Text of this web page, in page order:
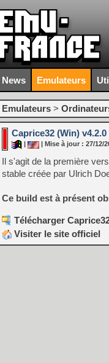
News Emulateurs
Emulateurs >
Caprice32 (Win) v4.2.0
| Mise à jour : 27/12/
Il s'agit de la première
stable créée par Ulrich
Ce build est à présent
Télécharger
Visiter le site officiel